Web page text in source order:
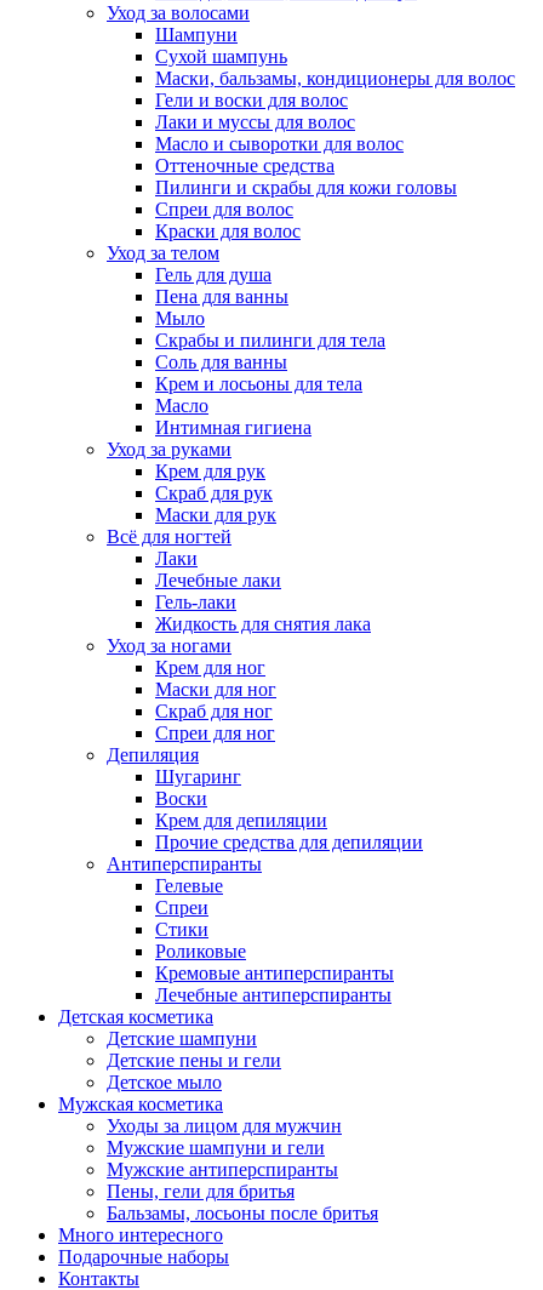
Уход за волосами
Шампуни
Сухой шампунь
Маски, бальзамы, кондиционеры для волос
Гели и воски для волос
Лаки и муссы для волос
Масло и сыворотки для волос
Оттеночные средства
Пилинги и скрабы для кожи головы
Спреи для волос
Краски для волос
Уход за телом
Гель для душа
Пена для ванны
Мыло
Скрабы и пилинги для тела
Соль для ванны
Крем и лосьоны для тела
Масло
Интимная гигиена
Уход за руками
Крем для рук
Скраб для рук
Маски для рук
Всё для ногтей
Лаки
Лечебные лаки
Гель-лаки
Жидкость для снятия лака
Уход за ногами
Крем для ног
Маски для ног
Скраб для ног
Спреи для ног
Депиляция
Шугаринг
Воски
Крем для депиляции
Прочие средства для депиляции
Антиперспиранты
Гелевые
Спреи
Стики
Роликовые
Кремовые антиперспиранты
Лечебные антиперспиранты
Детская косметика
Детские шампуни
Детские пены и гели
Детское мыло
Мужская косметика
Уходы за лицом для мужчин
Мужские шампуни и гели
Мужские антиперспиранты
Пены, гели для бритья
Бальзамы, лосьоны после бритья
Много интересного
Подарочные наборы
Контакты